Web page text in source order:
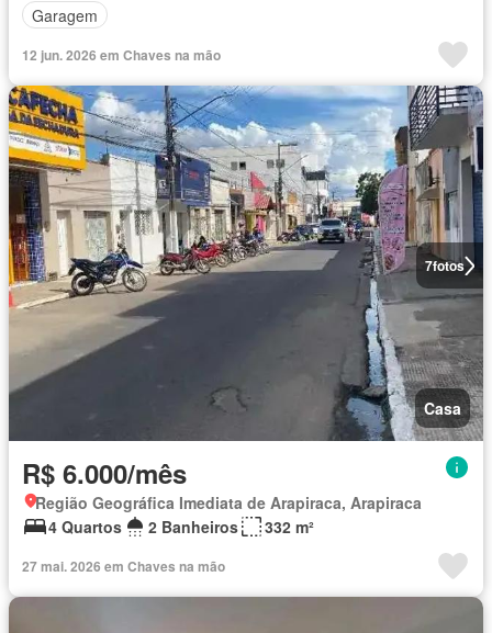
Garagem
12 jun. 2026 em Chaves na mão
7fotos
Casa
R$ 6.000/mês
Região Geográfica Imediata de Arapiraca, Arapiraca
4 Quartos
2 Banheiros 332 m²
27 mai. 2026 em Chaves na mão